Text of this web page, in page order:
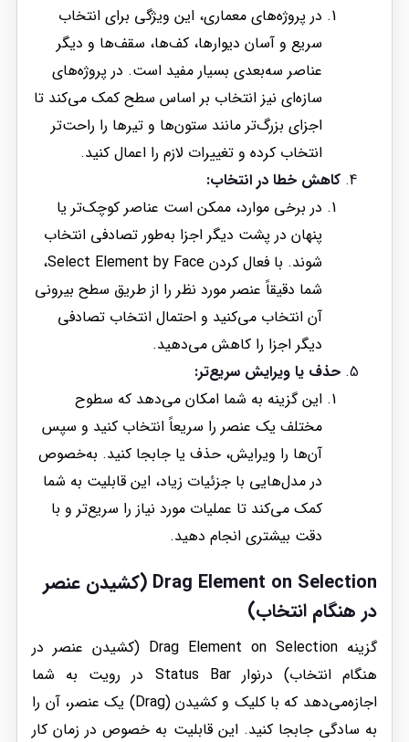
در پروژه‌های معماری، این ویژگی برای انتخاب
سریع و آسان دیوارها، کف‌ها، سقف‌ها و دیگر
عناصر سه‌بعدی بسیار مفید است. در پروژه‌های
سازه‌ای نیز انتخاب بر اساس سطح کمک می‌کند تا
اجزای بزرگ‌تر مانند ستون‌ها و تیرها را راحت‌تر
انتخاب کرده و تغییرات لازم را اعمال کنید.
کاهش خطا در انتخاب:
در برخی موارد، ممکن است عناصر کوچک‌تر یا
پنهان در پشت دیگر اجزا به‌طور تصادفی انتخاب
شوند. با فعال کردن Select Element by Face،
شما دقیقاً عنصر مورد نظر را از طریق سطح بیرونی
آن انتخاب می‌کنید و احتمال انتخاب تصادفی
دیگر اجزا را کاهش می‌دهید.
حذف یا ویرایش سریع‌تر:
این گزینه به شما امکان می‌دهد که سطوح
مختلف یک عنصر را سریعاً انتخاب کنید و سپس
آن‌ها را ویرایش، حذف یا جابجا کنید. به‌خصوص
در مدل‌هایی با جزئیات زیاد، این قابلیت به شما
کمک می‌کند تا عملیات مورد نیاز را سریع‌تر و با
دقت بیشتری انجام دهید.
Drag Element on Selection (کشیدن عنصر
در هنگام انتخاب)
گزینه Drag Element on Selection (کشیدن عنصر در
هنگام انتخاب) درنوار Status Bar در رویت به شما
اجازه‌می‌دهد که با کلیک و کشیدن (Drag) یک عنصر، آن را
به سادگی جابجا کنید. این قابلیت به خصوص در زمان کار